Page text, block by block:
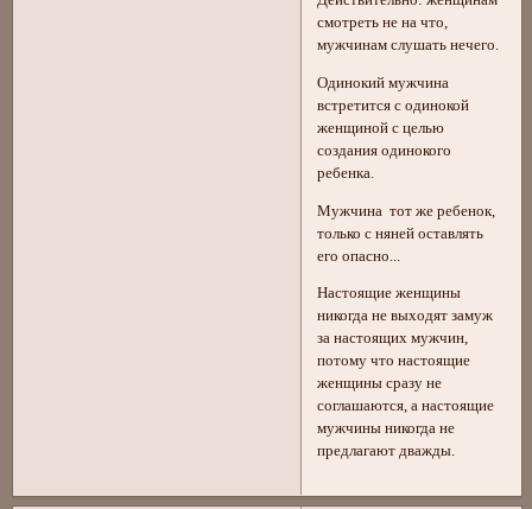
смотреть не на что,
мужчинам слушать нечего.
Одинокий мужчина
встретится с одинокой
женщиной с целью
создания одинокого
ребенка.
Мужчина тот же ребенок,
только с няней оставлять
его опасно...
Настоящие женщины
никогда не выходят замуж
за настоящих мужчин,
потому что настоящие
женщины сразу не
соглашаются, а настоящие
мужчины никогда не
предлагают дважды.